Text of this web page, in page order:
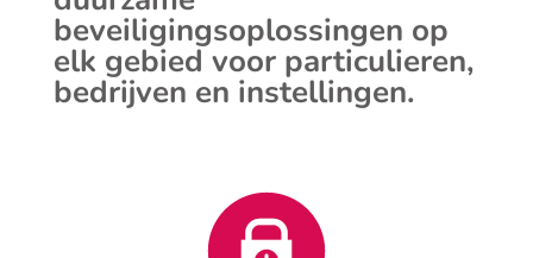
beveiligingsoplossingen op
elk gebied voor particulieren,
bedrijven en instellingen.